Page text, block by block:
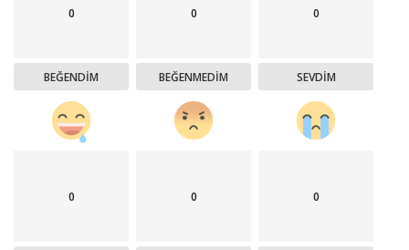
0
BEĞENDIM
0
BEĞENMEDIM
0
SEVDIM
0 0 0